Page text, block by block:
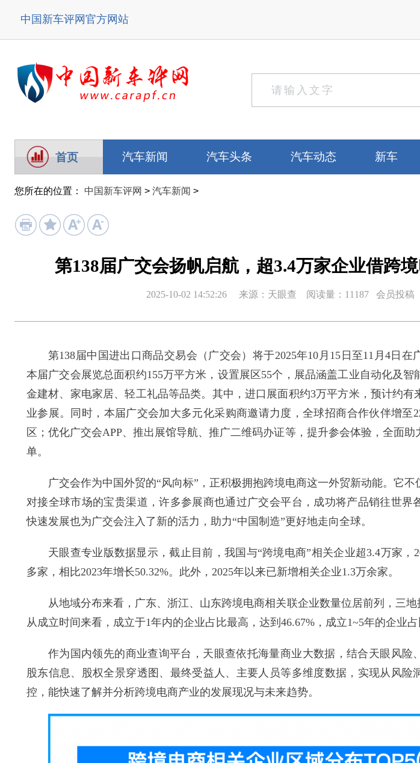
中国新车评网 官方网站
首页 汽车新闻 汽车头条 汽车动态 新车
您所在的位置： 中国新车评网 > 汽车新闻 >
第138届广交会扬帆启航，超3.4万家企业借跨
2025-10-02 14:52:26 来源：天眼查 阅读量：11187 会员投稿
第138届中国进出口商品交易会（广交会）将于2025年10月15日至11月4日在
本届广交会展览总面积约155万平方米，设置展区55个，展品涵盖工业自动化及智
金建材、家电家居、轻工礼品等品类。其中，进口展面积约3万平方米，预计约有
业参展。同时，本届广交会加大多元化采购商邀请力度，全球招商合作伙伴增至
区；优化广交会APP、推出展馆导航、推广二维码办证等，提升参会体验，全面
单。
广交会作为中国外贸的“风向标”，正积极拥抱跨境电商这一外贸新动能。它不
对接全球市场的宝贵渠道，许多参展商也通过广交会平台，成功将产品销往世界
快速发展也为广交会注入了新的活力，助力“中国制造”更好地走向全球。
天眼查专业版数据显示，截止目前，我国与“跨境电商”相关企业超3.4万家，
多家，相比2023年增长50.32%。此外，2025年以来已新增相关企业1.3万余家。
从地域分布来看，广东、浙江、山东跨境电商相关联企业数量位居前列，三地
从成立时间来看，成立于1年内的企业占比最高，达到46.67%，成立1~5年的企业占
作为国内领先的商业查询平台，天眼查依托海量商业大数据，结合天眼风险
股东信息、股权全景穿透图、最终受益人、主要人员等多维度数据，实现从风险
控，能快速了解并分析跨境电商产业的发展现况与未来趋势。